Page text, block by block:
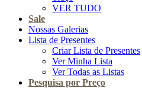
VER TUDO
Sale
Nossas Galerias
Lista de Presentes
Criar Lista de Presentes
Ver Minha Lista
Ver Todas as Listas
Pesquisa por Preço